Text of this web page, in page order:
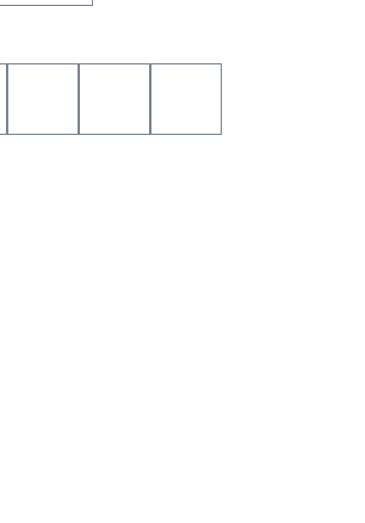
Voer de gewenste